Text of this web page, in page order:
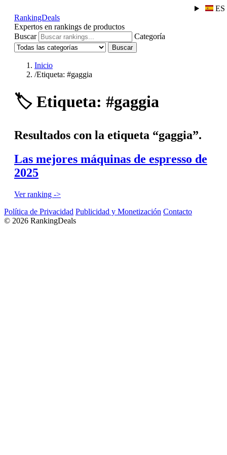
ES
RankingDeals
Expertos en rankings de productos
Buscar
Categoría
Buscar
Inicio
/Etiqueta: #gaggia
🏷️ Etiqueta: #gaggia
Resultados con la etiqueta “gaggia”.
Las mejores máquinas de espresso de
2025
Ver ranking ->
Política de Privacidad Publicidad y Monetización Contacto
© 2026 RankingDeals